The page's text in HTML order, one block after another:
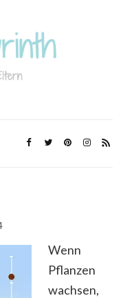
Wenn
Pflanzen
wachsen,